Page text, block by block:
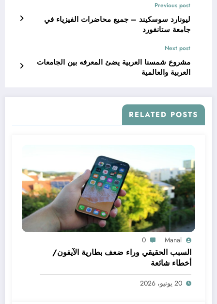
Previous post
ليونارد سوسكيند – جميع محاضرات الفيزياء في
جامعة ستانفورد
Next post
مشروع شمسنا العربية يضئ المعرفه بين الجامعات
العربية والعالمية
RELATED POSTS
Manal
0
السبب الحقيقي وراء ضعف بطارية الآيفون/
أخطاء شائعة
20 يونيو، 2026